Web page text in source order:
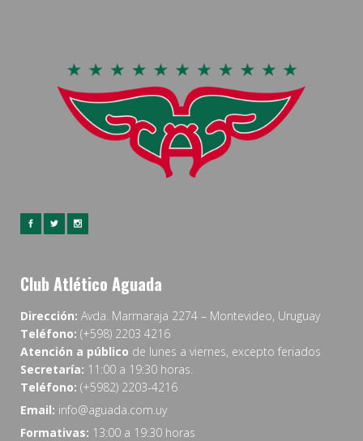
Club Atlético Aguada
Dirección: Avda. Marmaraja 2274 – Montevideo, Uruguay
Teléfono: (+598) 2203 4216
Atención a público de lunes a viernes, excepto feriados
Secretaría: 11:00 a 19:30 horas.
Teléfono: (+5982) 2203-4216
Email: info@aguada.com.uy
Formativas: 13:00 a 19:30 horas